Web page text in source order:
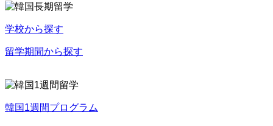
学校から探す
留学期間から探す
韓国1週間プログラム